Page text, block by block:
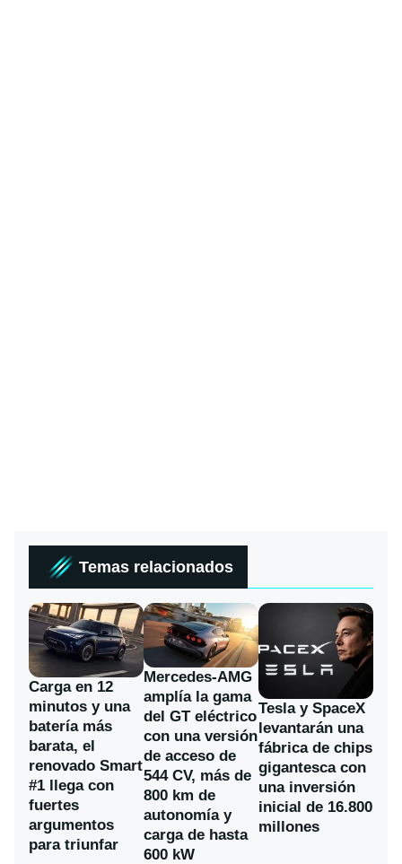
Temas relacionados
Carga en 12
minutos y una
batería más
barata, el
renovado Smart
#1 llega con
fuertes
argumentos
para triunfar
Mercedes-AMG
amplía la gama
del GT eléctrico
con una versión
de acceso de
544 CV, más de
800 km de
autonomía y
carga de hasta
600 kW
Tesla y SpaceX
levantarán una
fábrica de chips
gigantesca con
una inversión
inicial de 16.800
millones